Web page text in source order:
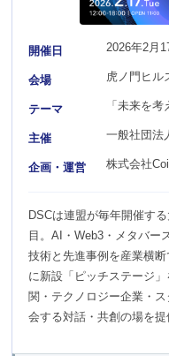
開催日 2026年2月
会場 虎ノ門ヒル
テーマ 「未来を考
主催 一般社団法
企画・運営 株式会社
DSCは連盟が毎年開催す
目。AI・Web3・メタバー
技術と先進事例を産業横
に新設「ピッチステージ
関・テクノロジー企業・
会する対話・共創の場を提